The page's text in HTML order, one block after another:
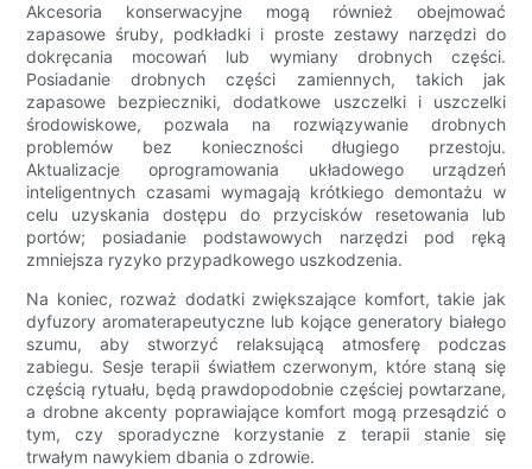
Akcesoria konserwacyjne mogą również obejmować
zapasowe śruby, podkładki i proste zestawy narzędzi do
dokręcania mocowań lub wymiany drobnych części.
Posiadanie drobnych części zamiennych, takich jak
zapasowe bezpieczniki, dodatkowe uszczelki i uszczelki
środowiskowe, pozwala na rozwiązywanie drobnych
problemów bez konieczności długiego przestoju.
Aktualizacje oprogramowania układowego urządzeń
inteligentnych czasami wymagają krótkiego demontażu w
celu uzyskania dostępu do przycisków resetowania lub
portów; posiadanie podstawowych narzędzi pod ręką
zmniejsza ryzyko przypadkowego uszkodzenia.
Na koniec, rozważ dodatki zwiększające komfort, takie jak
dyfuzory aromaterapeutyczne lub kojące generatory białego
szumu, aby stworzyć relaksującą atmosferę podczas
zabiegu. Sesje terapii światłem czerwonym, które staną się
częścią rytuału, będą prawdopodobnie częściej powtarzane,
a drobne akcenty poprawiające komfort mogą przesądzić o
tym, czy sporadyczne korzystanie z terapii stanie się
trwałym nawykiem dbania o zdrowie.